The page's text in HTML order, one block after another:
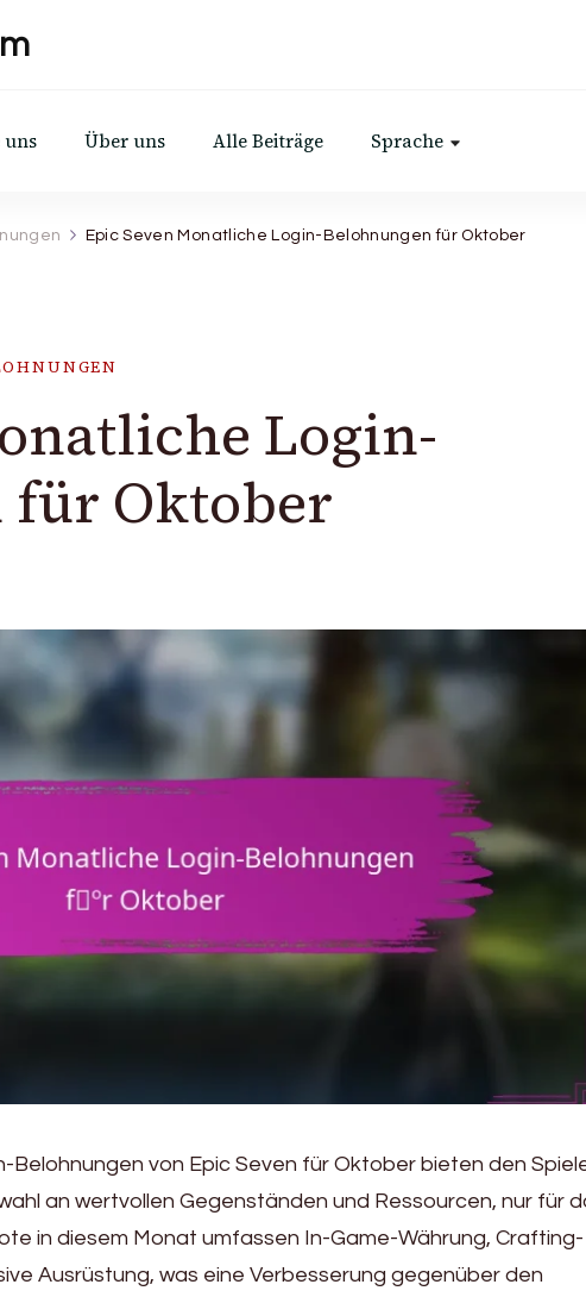
uns Über uns Alle Beiträge Sprache
Epic Seven Monatliche Login-Belohnungen für Oktober
Login-
für Oktober
Belohnungen von Epic Seven für Oktober bieten den
an wertvollen Gegenständen und Ressourcen, nur für
in diesem Monat umfassen In-Game-Währung, Crafting-
Ausrüstung, was eine Verbesserung gegenüber den